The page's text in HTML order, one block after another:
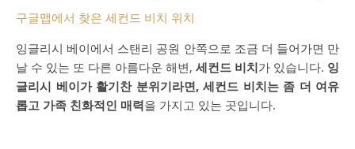
구글맵에서 찾은 세컨드 비치 위치
잉글리시 베이에서 스탠리 공원 안쪽으로 조금 더 들어가면 만
날 수 있는 또 다른 아름다운 해변, 세컨드 비치가 있습니다. 잉
글리시 베이가 활기찬 분위기라면, 세컨드 비치는 좀 더 여유
롭고 가족 친화적인 매력을 가지고 있는 곳입니다.